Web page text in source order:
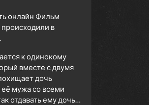
онлайн Фильм
в
к одинокому
вместе с двумя
дочь
её мужа со всеми
отдавать ему дочь…